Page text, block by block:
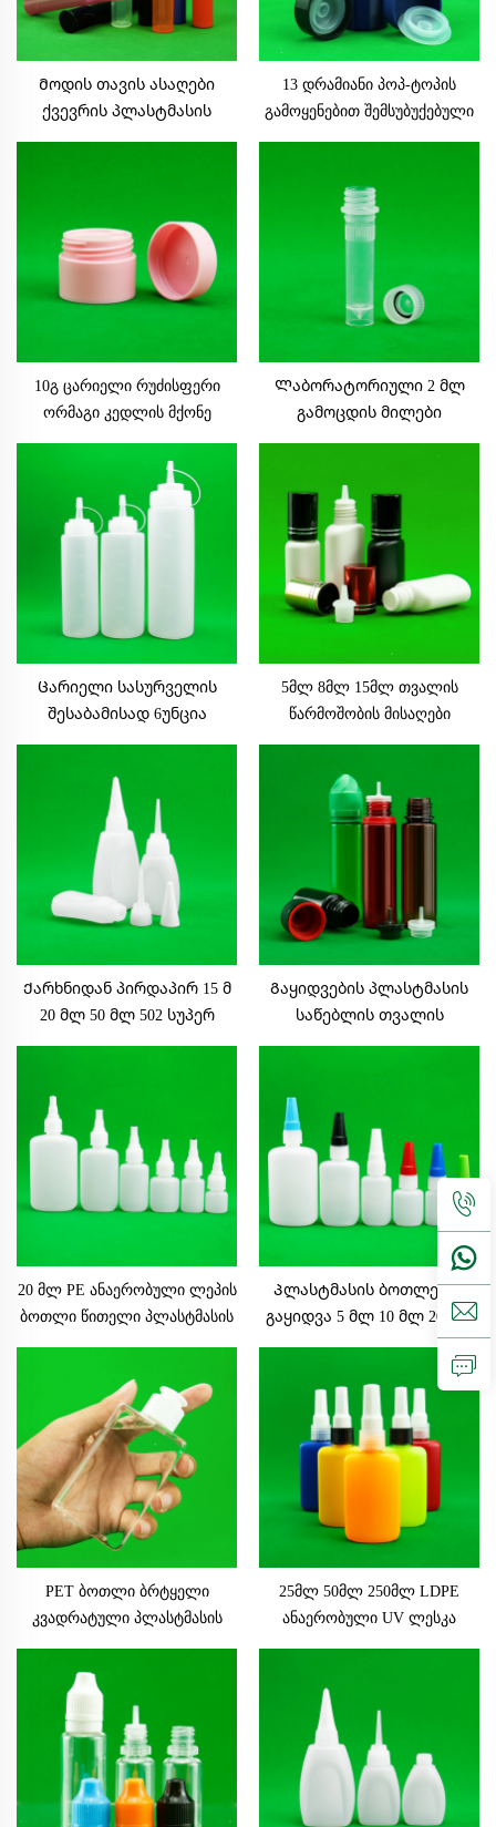
განახლება, რომლებსაც ვერ გამოტოვებთ
Იხილეთ საოფისე საქონელზე განკუთვნილი
უნივერსალური ლეპის ბოთლების გამოყენების
Მოდის თავის ასაღები
ქვევრის პლასტმასის
ქვევრის მოდის თავის
ქვევრის ბოთლი
13 დრამიანი პოპ-ტოპის
გამოყენებით შემსუბუქებული
ჭურჭელი სმელ პრუფი და
10გ ცარიელი რუძისფერი
ორმაგი კედლის მქონე
მრგვალი მატირებული სახის
კრიმის ბანკა ფრთხილად
დამაგრებული ყუთით
Ლაბორატორიული 2 მლ
გამოცდის მილები
სტერილური
კრიოგენული ამპულები
საპირო მარკოთი
Ცარიელი სასურველის
შესაბამისად 6უნცია
12უნცია 16უნცია 250მლ
საცხები ცხელი სოუსის
ბოთლები პლასტმასის
ბოთლები ჩილის
სოუსისთვის
5მლ 8მლ 15მლ თვალის
წარმოშობის მისაღები
ცარიელი ბოთლი
ხელახლა შესავსებელი
ბოთლები მისაღების
Ქარხნიდან პირდაპირ 15 მ
20 მლ 50 მლ 502 სუპერ
ლეპი პლასტმასის ბოთლი
წვეთის დამჭავრით
ციანოაკრილატის ლეპი
ბოთლებისთვის
Გაყიდვების პლასტმასის
საწებლის თვალის
დროპერის სითხის ბოთლი
20 მლ PE ანაერობული ლეპის
ბოთლი წითელი პლასტმასის
UV ლეპის ბოთლი
Პლასტმასის ბოთლების
გაყიდვა 5 მლ 10 მლ 20 მლ
28 მლ 50 მლ 100 მლ სუპერ
ლეპის პლასტმასის ბოთლი
ციანოაკრილატის ლეპის
ბოთლი მოტორის
სახურავით
PET ბოთლი ბრტყელი
კვადრატული პლასტმასის
ბოთლი მოტორის სახურავით
და ეკრანზე დაბეჭდვით 150
მლ კოსმეტიკის შეფუთვა
გამჭვირვალე ოვალური
მოტორის სახურავი PET
ბოთლით
25მლ 50მლ 250მლ LDPE
ანაერობული UV ლესკა
ბოთლი მარყუჟიანი
ქიმიკატების შესაფუთად